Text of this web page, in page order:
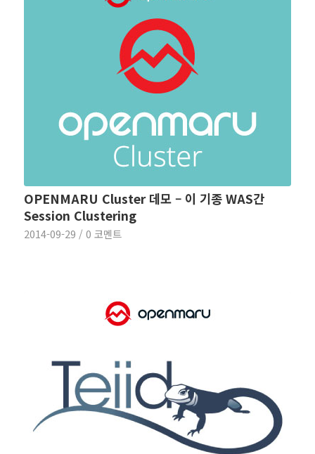
OPENMARU Cluster 데모 – 이 기종 WAS간
Session Clustering
2014-09-29 / 0 코멘트